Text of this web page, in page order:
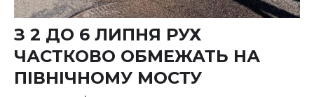
З 2 ДО 6 ЛИПНЯ РУХ
ЧАСТКОВО ОБМЕЖАТЬ НА
ПІВНІЧНОМУ МОСТУ